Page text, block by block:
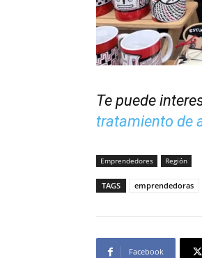
Te puede
tratamiento de
Emprendedores Región
TAGS emprendedoras
Facebook